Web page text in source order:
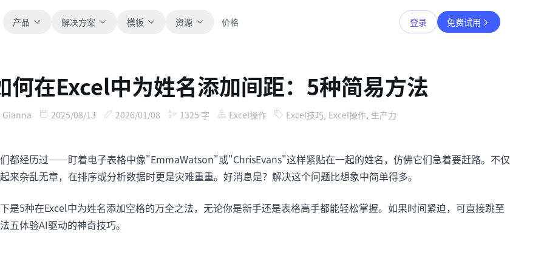
产品 解决方案 模板
全部
浏览全部可直接使用的表格模板。
运营
销售
资源
博客
获取产品更新、案例和工作流灵感。
帮助文档
提示词库
价格 登录 免费试用
何在Excel中为姓名添加间距：5种简易方法
Gianna 2025/08/13 2026/01/08 1325 字 Excel操作 Excel技巧, Excel操作, 生产力
都经历过——盯着电子表格中像"EmmaWatson"或"ChrisEvans"这样紧贴在一起的姓名，仿佛它们急着要赶路。不仅
来杂乱无章，在排序或分析数据时更是灾难重重。好消息是？解决这个问题比想象中简单得多。
是5种在Excel中为姓名添加空格的万全之法，无论你是新手还是表格高手都能轻松掌握。如果时间紧迫，可直接跳至
五体验AI驱动的神奇技巧。